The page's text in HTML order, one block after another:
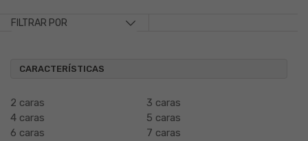
FILTRAR POR
CARACTERÍSTICAS
2 caras
3 caras
4 caras
5 caras
6 caras
7 caras